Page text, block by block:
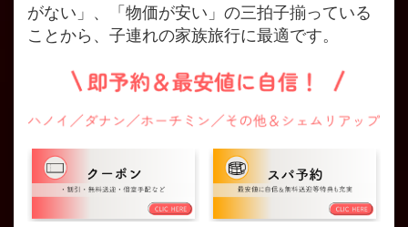
がない」、「物価が安い」の三拍子揃っている
ことから、子連れの家族旅行に最適です。